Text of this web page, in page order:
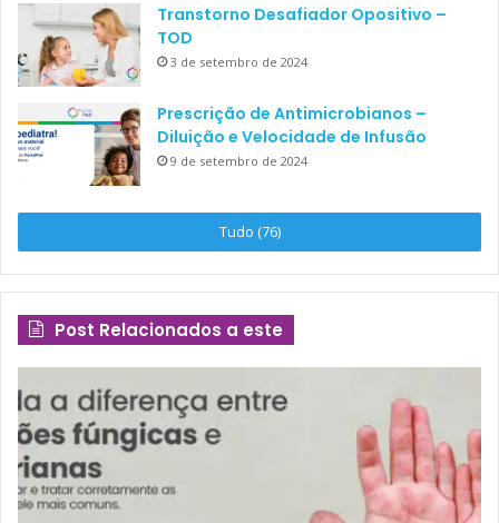
Transtorno Desafiador Opositivo –
TOD
3 de setembro de 2024
Prescrição de Antimicrobianos –
Diluição e Velocidade de Infusão
9 de setembro de 2024
Tudo (76)
Post Relacionados a este